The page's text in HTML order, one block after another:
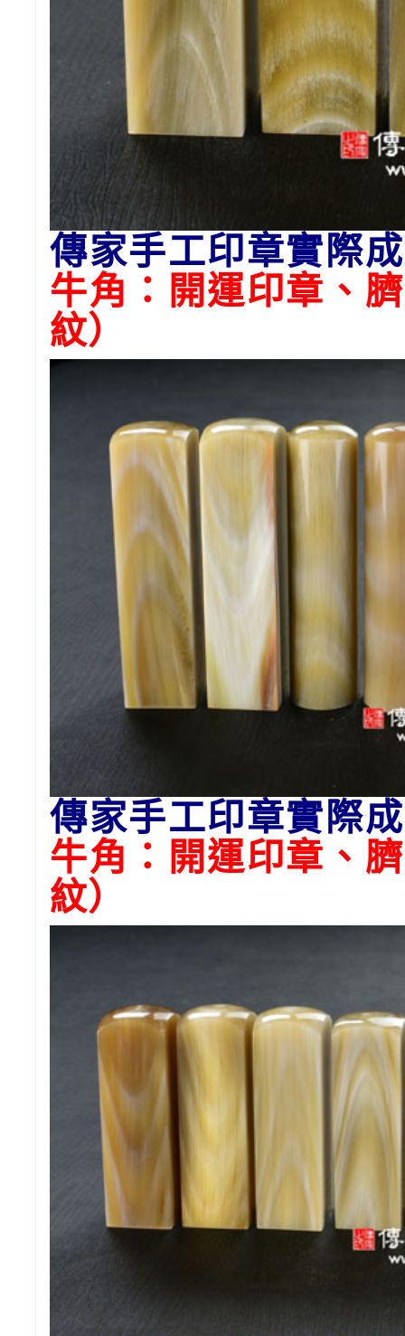
傳家手工印章實際
牛角：開運印章、
紋）
傳家手工印章實際
牛角：開運印章、
紋）